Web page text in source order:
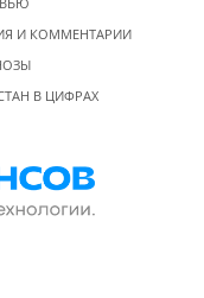
И КОММЕНТАРИИ
В ЦИФРАХ